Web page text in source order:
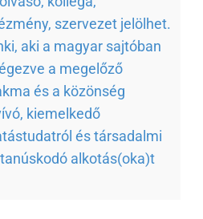
szervezet jelölhet.
aki a magyar sajtóban
a megelőző
és a közönség
kiemelkedő
és társadalmi
alkotás(oka)t